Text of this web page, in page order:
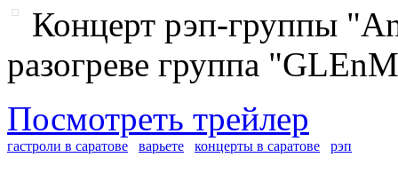
Концерт рэп-группы
разогреве группа
Посмотреть трейлер
гастроли в саратове варьете концерты в саратове рэп